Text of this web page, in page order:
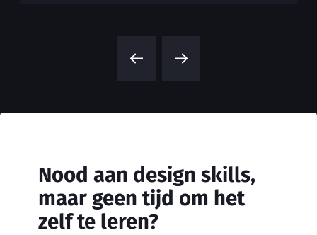
Nood aan design skills,
maar geen tijd om het
zelf te leren?